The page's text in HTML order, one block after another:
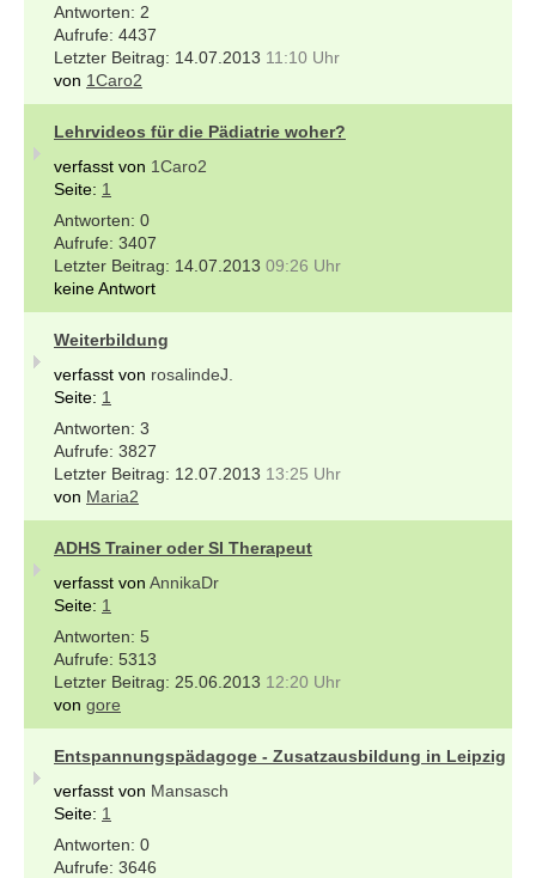
2
4437
14.07.2013 11:10 Uhr
von 1Caro2
Lehrvideos für die Pädiatrie woher?
verfasst von 1Caro2
Seite: 1
0
3407
14.07.2013 09:26 Uhr
keine Antwort
Weiterbildung
verfasst von rosalindeJ.
Seite: 1
3
3827
12.07.2013 13:25 Uhr
von Maria2
ADHS Trainer oder SI Therapeut
verfasst von AnnikaDr
Seite: 1
5
5313
25.06.2013 12:20 Uhr
von gore
Entspannungspädagoge - Zusatzausbildung in Leipzig
verfasst von Mansasch
Seite: 1
0
3646